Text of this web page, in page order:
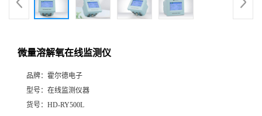
微量溶解氧在线监测仪
品牌： 霍尔德电子
型号： 在线监测仪器
货号： HD-RY500L